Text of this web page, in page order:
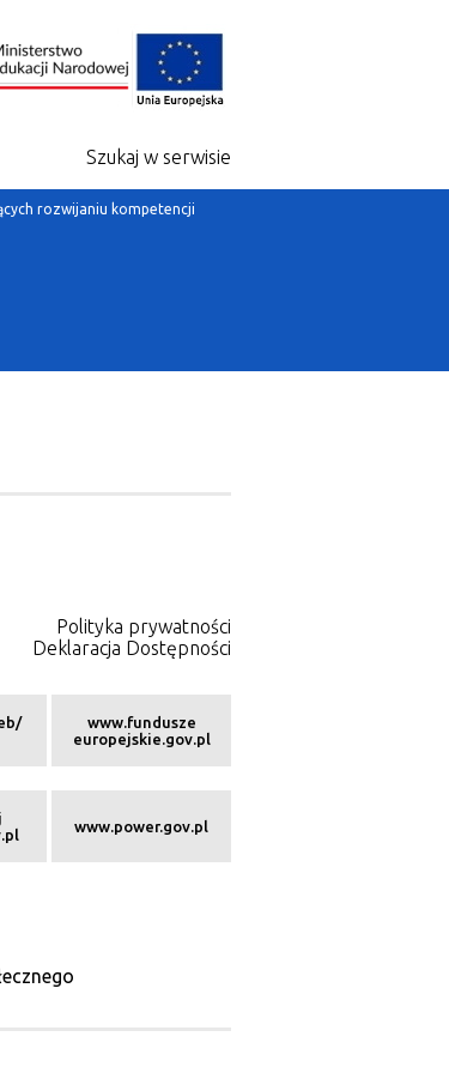
Szukaj w serwisie
rozwijaniu kompetencji
Polityka prywatności
Deklaracja Dostępności
www.fundusze
europejskie.gov.pl
www.power.gov.pl